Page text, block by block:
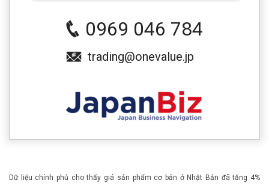
0969 046 784
trading@onevalue.jp
Dữ liệu chính phủ cho thấy giá sản phẩm cơ bản ở Nhật Bản đã tăng 4%